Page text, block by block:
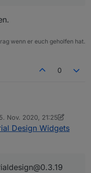
wenn er euch geholfen hat.
0
Meldung wie oben
Nov. 2020, 21:25
von Scrounger
Design Widgets